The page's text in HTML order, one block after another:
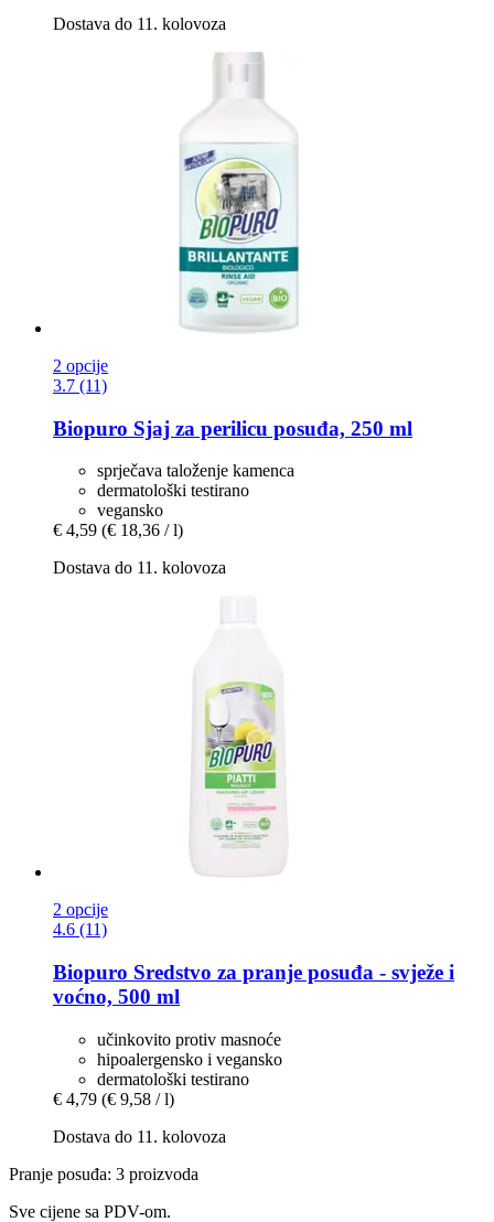
Dostava do 11. kolovoza
2 opcije
3.7 (11)
Biopuro Sjaj za perilicu posuđa, 250 ml
sprječava taloženje kamenca
dermatološki testirano
vegansko
€ 4,59 (€ 18,36 / l)
Dostava do 11. kolovoza
2 opcije
4.6 (11)
Biopuro Sredstvo za pranje posuđa -​ svježe i
voćno, 500 ml
učinkovito protiv masnoće
hipoalergensko i vegansko
dermatološki testirano
€ 4,79 (€ 9,58 / l)
Dostava do 11. kolovoza
Pranje posuđa: 3 proizvoda
Sve cijene sa PDV-om.